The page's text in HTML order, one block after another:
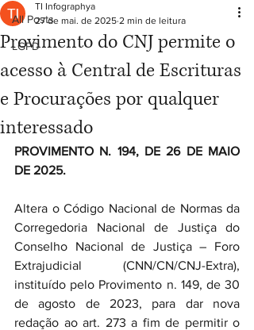
All Posts
LGPD
Provimento do CNJ permite o
acesso à Central de Escrituras
e Procurações por qualquer
interessado
TI Infographya
27 de mai. de 2025 2 min de leitura
PROVIMENTO N. 194, DE 26 DE MAIO
DE 2025.
Altera o Código Nacional de Normas da
Corregedoria Nacional de Justiça do
Conselho Nacional de Justiça – Foro
Extrajudicial (CNN/CN/CNJ-Extra),
instituído pelo Provimento n. 149, de 30
de agosto de 2023, para dar nova
redação ao art. 273 a fim de permitir o